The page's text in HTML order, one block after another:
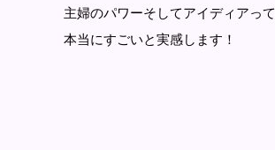
主婦のパワーそしてアイディアって
本当にすごいと実感します！